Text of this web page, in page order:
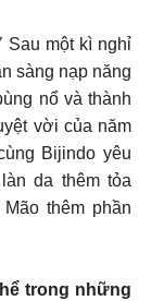
Sau một kì nghỉ
sàng nạp năng
nổ và thành
vời của năm
Bijindo yêu
da thêm tỏa
thêm phần
trong những